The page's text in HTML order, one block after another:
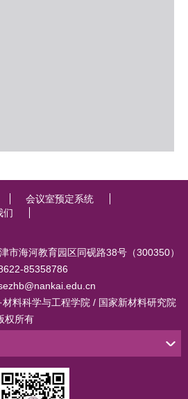
会议室预定系统
们
市海河教育园区同砚路38号（300350）
85358786
材料科学与工程学院 / 国家新材料研究院
权所有